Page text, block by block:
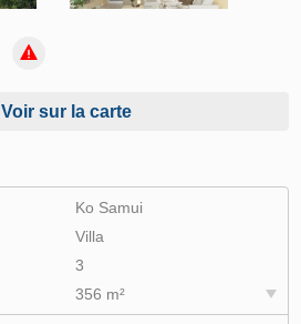
Voir sur la carte
Ko Samui
Villa
3
356 m²